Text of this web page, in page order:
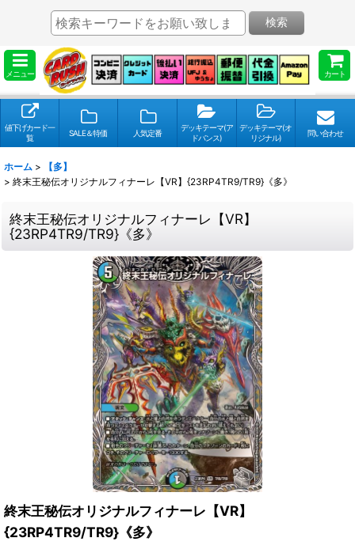
メニュー カート
検索
値下げカード一
覧
SALE＆特価 人気定番
デッキテーマ(ア
ドバンス)
デッキテーマ(オ
リジナル)
問い合わせ
ホーム >
【多】
> 終末王秘伝オリジナルフィナーレ【VR】{23RP4TR9/TR9}《多》
終末王秘伝オリジナルフィナーレ【VR】
{23RP4TR9/TR9}《多》
終末王秘伝オリジナルフィナーレ【VR】
{23RP4TR9/TR9}《多》